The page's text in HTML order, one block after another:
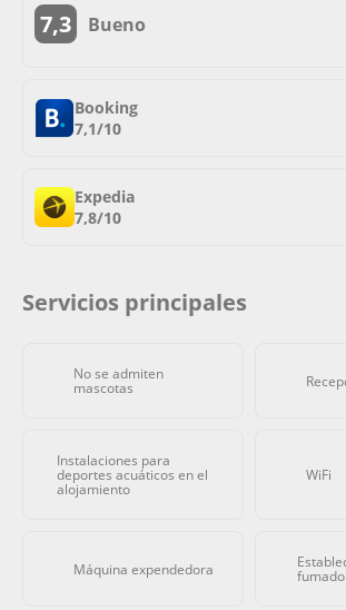
7,3 Bueno
Booking
7,1/10
Expedia
7,8/10
Servicios principales
No se admiten
mascotas
Instalaciones para
deportes acuáticos en el
alojamiento
WiFi
Máquina expendedora